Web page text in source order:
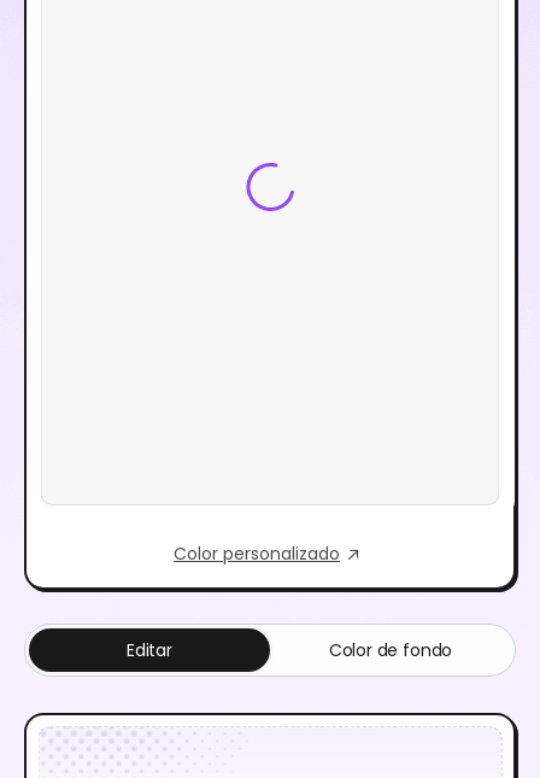
Color personalizado
Editar Color de fondo